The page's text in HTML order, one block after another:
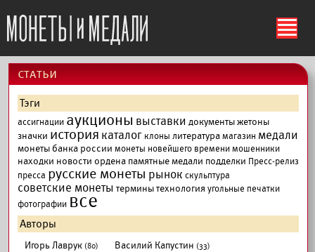
ś
cтатьи
Тэги
ассигнации аукционы выставки документыжетоны
значки история каталог клоны литературамагазин медали
монеты банка россии монеты новейшего временимошенники
находки новости ордена памятные медали подделки Пресс-релиз
пресса русские монеты рынок скульптура
советские монеты терминытехнология угольные печатки
фотографии все
Авторы
Игорь Лаврук (80) Василий Капустин (33)